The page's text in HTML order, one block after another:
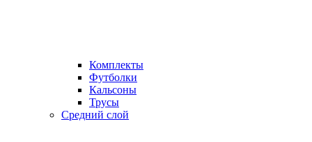
Комплекты
Футболки
Кальсоны
Трусы
Средний слой